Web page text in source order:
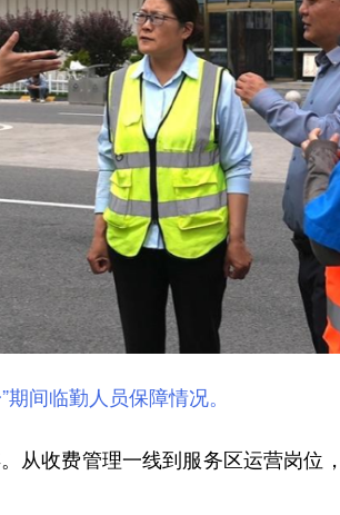
间临勤人员保障情况。
收费管理一线到服务区运营岗位